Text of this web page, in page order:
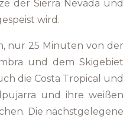
der Sierra Nevada und
wird.
nur 25 Minuten von der
und dem Skigebiet
die Costa Tropical und
und ihre weißen
Die nächstgelegene